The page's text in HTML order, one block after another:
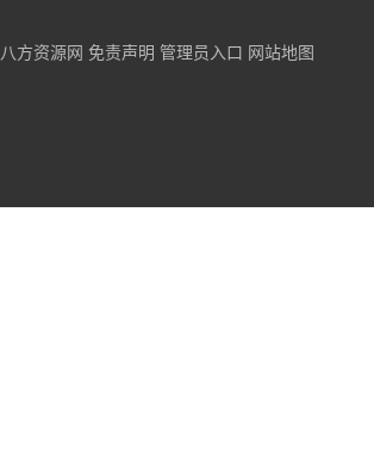
八方资源网 免责声明 管理员入口 网站地图